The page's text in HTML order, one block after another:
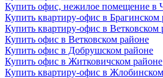
Купить офис, нежилое помещение в
Купить квартиру-офис в Брагинском
Купить квартиру-офис в Ветковском
Купить офис в Ветковском районе
Купить офис в Добрушском районе
Купить офис в Житковичском районе
Купить квартиру-офис в